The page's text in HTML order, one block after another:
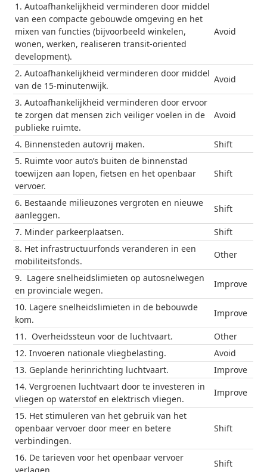
1. Autoafhankelijkheid verminderen door middel
van een compacte gebouwde omgeving en het
mixen van functies (bijvoorbeeld winkelen,
wonen, werken, realiseren transit-oriented
development).
Avoid
2. Autoafhankelijkheid verminderen door middel
van de 15-minutenwijk.
Avoid
3. Autoafhankelijkheid verminderen door ervoor
te zorgen dat mensen zich veiliger voelen in de
publieke ruimte.
Avoid
4. Binnensteden autovrij maken.
Shift
5. Ruimte voor auto’s buiten de binnenstad
toewijzen aan lopen, fietsen en het openbaar
vervoer.
Shift
6. Bestaande milieuzones vergroten en nieuwe
aanleggen.
Shift
7. Minder parkeerplaatsen.
Shift
8. Het infrastructuurfonds veranderen in een
mobiliteitsfonds.
Other
9. Lagere snelheidslimieten op autosnelwegen
en provinciale wegen.
Improve
10. Lagere snelheidslimieten in de bebouwde
kom.
Improve
11. Overheidssteun voor de luchtvaart.
Other
12. Invoeren nationale vliegbelasting.
Avoid
13. Geplande herinrichting luchtvaart.
Improve
14. Vergroenen luchtvaart door te investeren in
vliegen op waterstof en elektrisch vliegen.
Improve
15. Het stimuleren van het gebruik van het
openbaar vervoer door meer en betere
verbindingen.
Shift
16. De tarieven voor het openbaar vervoer
Shift